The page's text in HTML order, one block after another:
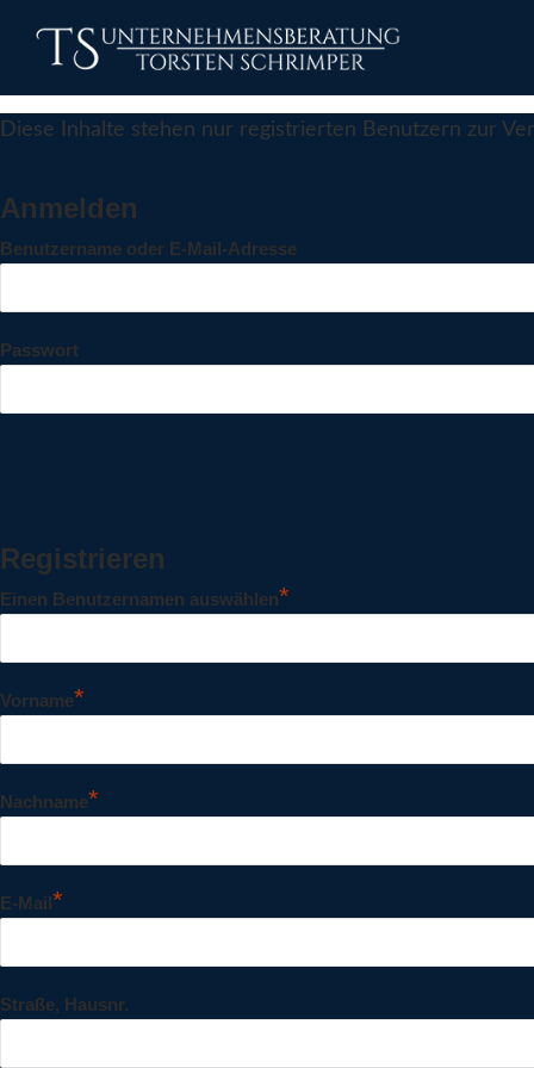
Diese Inhalte stehen nur registrierten Benutzern zur
Anmelden
Benutzername oder E-Mail-Adresse
Passwort
Registrieren
Einen Benutzernamen auswählen*
Vorname*
Nachname*
E-Mail *
Straße, Hausnr.